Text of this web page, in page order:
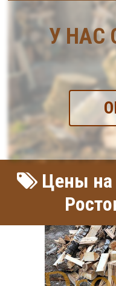
У НАС
Цены на